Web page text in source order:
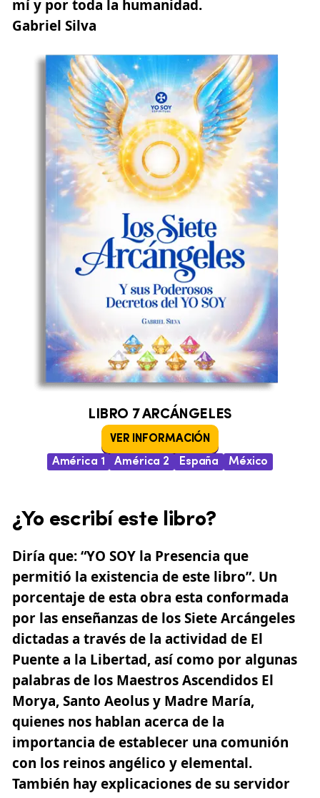
mí y por toda la humanidad.
Gabriel Silva
LIBRO 7 ARCÁNGELES
VER INFORMACIÓN
América 1
América 2 España México
¿Yo escribí este libro?
Diría que:“YO SOY la Presencia que
permitió la existencia de este libro”. Un
porcentaje de esta obra esta conformada
por las enseñanzas de los Siete Arcángeles
dictadas a través de la actividad de El
Puente a la Libertad, así como por algunas
palabras de los Maestros Ascendidos El
Morya, Santo Aeolus y Madre María,
quienes nos hablan acerca de la
importancia de establecer una comunión
con los reinos angélico y elemental.
También hay explicaciones de su servidor